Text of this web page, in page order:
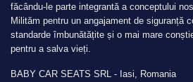
făcându-le parte integrantă a conceptului
Milităm pentru un angajament de siguranță
standarde îmbunătățite și o mai mare
pentru a salva vieți.
BABY CAR SEATS SRL - Iasi, Romania